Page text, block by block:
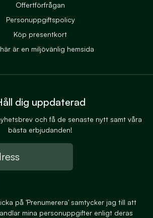
Offertförfrågan
Personuppgiftspolicy
Köp presentkort
är en miljövänlig hemsida
dig uppdaterad
och få de senaste nytt samt våra
bästa erbjudanden!
på 'Prenumerera' samtycker jag till att
mina personuppgifter enligt deras